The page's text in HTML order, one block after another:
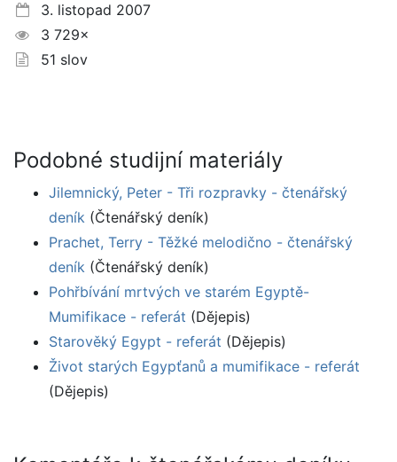
3. listopad 2007
3 729×
51 slov
Podobné studijní materiály
Jilemnický, Peter - Tři rozpravky - čtenářský
deník (Čtenářský deník)
Prachet, Terry - Těžké melodično - čtenářský
deník (Čtenářský deník)
Pohřbívání mrtvých ve starém Egyptě-
Mumifikace - referát (Dějepis)
Starověký Egypt - referát (Dějepis)
Život starých Egypťanů a mumifikace - referát
(Dějepis)